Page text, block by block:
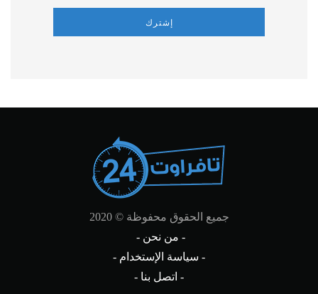
إشترك
جميع الحقوق محفوظة © 2020
- من نحن -
- سياسة الإستخدام -
- اتصل بنا -